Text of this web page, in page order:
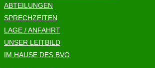
ABTEILUNGEN
SPRECHZEITEN
LAGE / ANFAHRT
UNSER LEITBILD
IM HAUSE DES BVO